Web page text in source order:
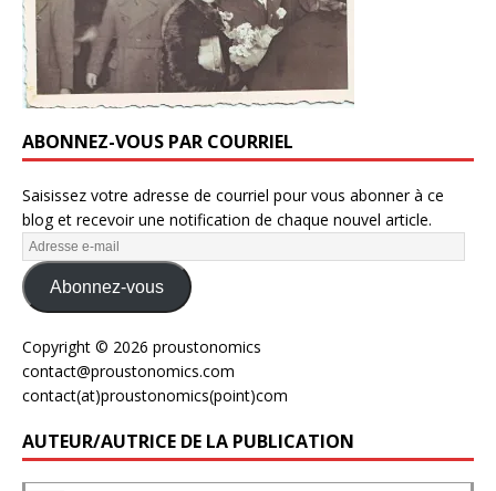
ABONNEZ-VOUS PAR COURRIEL
Saisissez votre adresse de courriel pour vous abonner à ce
blog et recevoir une notification de chaque nouvel article.
Abonnez-vous
Copyright © 2026 proustonomics
contact@proustonomics.com
contact(at)proustonomics(point)com
AUTEUR/AUTRICE DE LA PUBLICATION